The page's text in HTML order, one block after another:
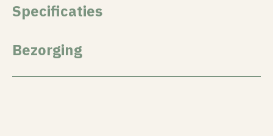
Specificaties
Bezorging